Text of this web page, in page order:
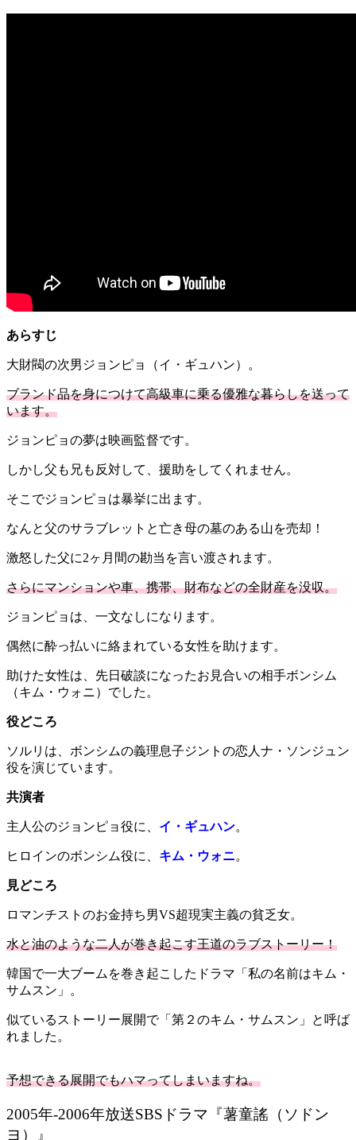
あらすじ
大財閥の次男ジョンピョ（イ・ギュハン）。
ブランド品を身につけて高級車に乗る優雅な暮らしを送って
います。
ジョンピョの夢は映画監督です。
しかし父も兄も反対して、援助をしてくれません。
そこでジョンピョは暴挙に出ます。
なんと父のサラブレットと亡き母の墓のある山を売却！
激怒した父に2ヶ月間の勘当を言い渡されます。
さらにマンションや車、携帯、財布などの全財産を没収。
ジョンピョは、 一文なしになります。
偶然に酔っ払いに絡まれている女性を助けます。
助けた女性は、先日破談になったお見合いの相手ボンシム
（キム・ウォニ）でした。
役どころ
ソルリは、ボンシムの義理息子ジントの恋人ナ・ソンジュン
役を演じています。
共演者
主人公のジョンピョ役に、 イ・ギュハン。
ヒロインのボンシム役に、 キム・ウォニ。
見どころ
ロマンチストのお金持ち男VS超現実主義の貧乏女。
水と油のような二人が巻き起こす王道のラブストーリー！
韓国で一大ブームを巻き起こしたドラマ「私の名前はキム・
サムスン」。
似ているストーリー展開で「第２のキム・サムスン」と呼ば
れました。
予想できる展開でもハマってしまいますね。
2005年-2006年放送SBSドラマ『薯童謠（ソドン
ヨ）』